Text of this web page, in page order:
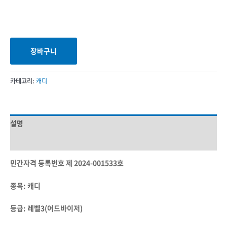
장바구니
카테고리: 캐디
설명
민간자격 등록번호 제 2024-001533호
종목: 캐디
등급: 레벨3(어드바이저)